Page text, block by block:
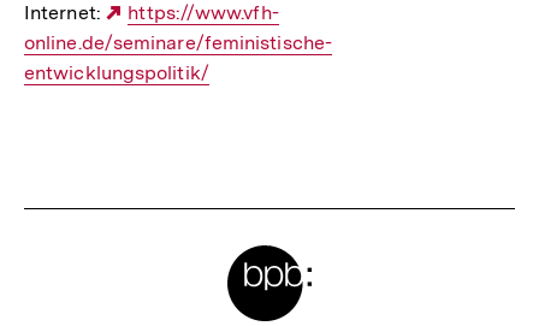
Link:
Internet:
Externer
Link:
https://www.vfh-
online.de/seminare/feministische-
entwicklungspolitik/